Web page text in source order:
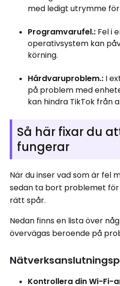
med ledigt utrymme
Programvarufel.: Fel i
operativsystem kan
körning.
Hårdvaruproblem.: I
på problem med
kan hindra TikTok från
Så här fixar du
fungerar
När du inser vad som är fel
sedan ta bort problemet
rätt spår.
Nedan finns en lista över
övervägas beroende på
Kontrollera din Wi-Fi-